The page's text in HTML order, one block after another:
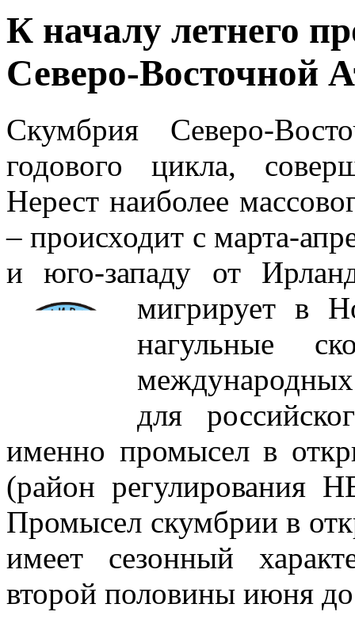
К началу летнего
Северо-Восточной
Скумбрия Северо-
годового цикла,
Нерест наиболее
– происходит с марта-
и юго-западу от
мигрирует в
нагульные
для
именно промысел в
(район
Промысел скумбрии в
имеет сезонный
второй половины июня до